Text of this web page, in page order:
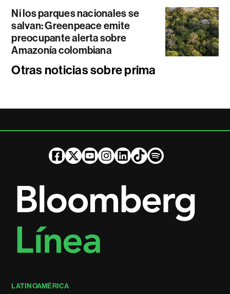
Ni los parques nacionales se
salvan: Greenpeace emite
preocupante alerta sobre
Amazonía colombiana
Otras noticias sobre prima
LATINOAMÉRICA